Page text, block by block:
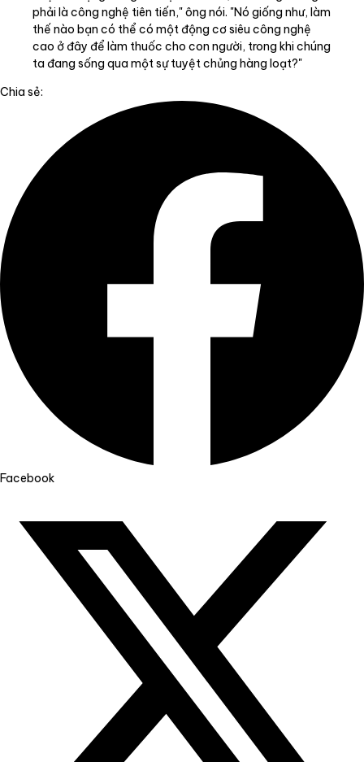
phải là công nghệ tiên tiến," ông nói. "Nó giống như, làm
thế nào bạn có thể có một động cơ siêu công nghệ
cao ở đây để làm thuốc cho con người, trong khi chúng
ta đang sống qua một sự tuyệt chủng hàng loạt?"
Chia sẻ:
Facebook